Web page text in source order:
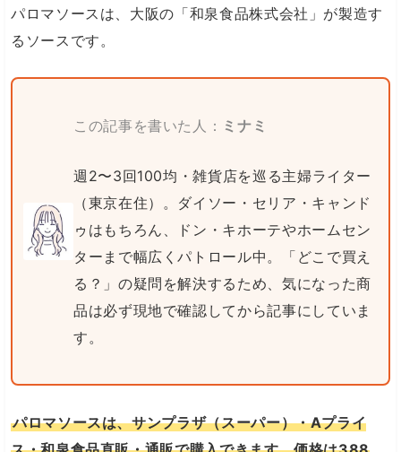
パロマソースは、大阪の「和泉食品株式会社」が製造す
るソースです。
この記事を書いた人： ミナミ
週2〜3回100均・雑貨店を巡る主婦ライター
（東京在住）。ダイソー・セリア・キャンド
ゥはもちろん、ドン・キホーテやホームセン
ターまで幅広くパトロール中。「どこで買え
る？」の疑問を解決するため、気になった商
品は必ず現地で確認してから記事にしていま
す。
パロマソースは、サンプラザ（スーパー）・Aプライ